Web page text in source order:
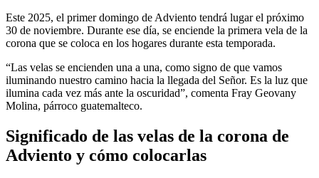
Este 2025, el primer domingo de Adviento tendrá lugar el próximo
30 de noviembre. Durante ese día, se enciende la primera vela de la
corona que se coloca en los hogares durante esta temporada.
“Las velas se encienden una a una, como signo de que vamos
iluminando nuestro camino hacia la llegada del Señor. Es la luz que
ilumina cada vez más ante la oscuridad”, comenta Fray Geovany
Molina, párroco guatemalteco.
Significado de las velas de la corona de
Adviento y cómo colocarlas